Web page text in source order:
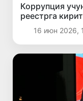
Коррупция
реестрга
16 июн 2026,